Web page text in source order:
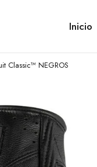
Inicio
Classic™ NEGROS